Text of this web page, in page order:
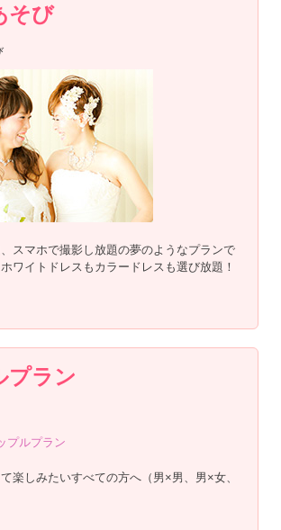
そび
スマホで撮影し放題の夢のようなプランで
ワイトドレスもカラードレスも選び放題！
プラン
楽しみたいすべての方へ（男×男、男×女、